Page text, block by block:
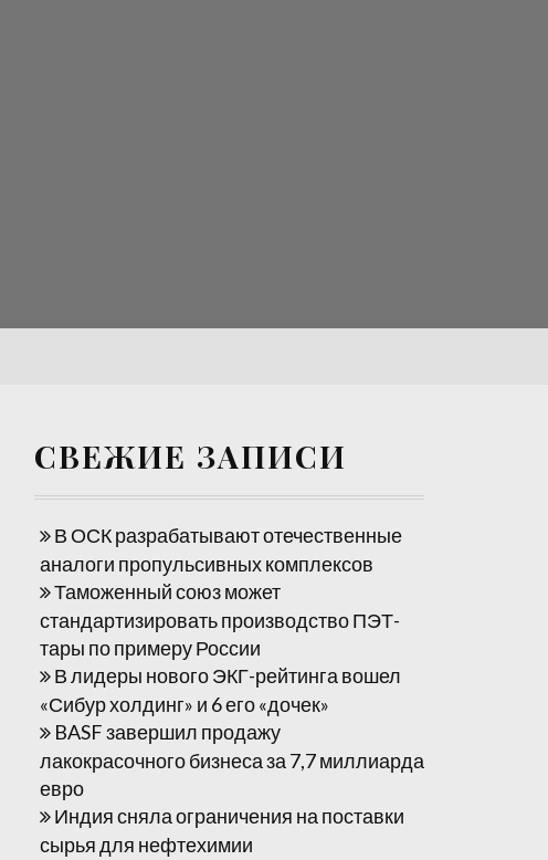
СВЕЖИЕ ЗАПИСИ
В ОСК разрабатывают отечественные
аналоги пропульсивных комплексов
Таможенный союз может
стандартизировать производство ПЭТ-
тары по примеру России
В лидеры нового ЭКГ-рейтинга вошел
«Сибур холдинг» и 6 его «дочек»
BASF завершил продажу
лакокрасочного бизнеса за 7,7 миллиарда
евро
Индия сняла ограничения на поставки
сырья для нефтехимии